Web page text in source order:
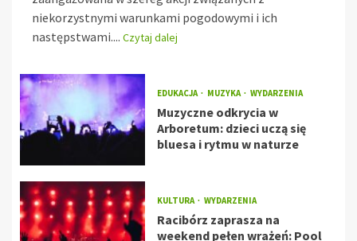
niekorzystnymi warunkami pogodowymi i ich
następstwami.... Czytaj dalej
EDUKACJA MUZYKA WYDARZENIA
Muzyczne odkrycia w
Arboretum: dzieci uczą się
bluesa i rytmu w naturze
KULTURA WYDARZENIA
Racibórz zaprasza na
weekend pełen wrażeń: Pool